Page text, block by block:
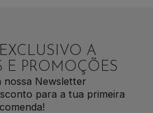
A
E PROMOÇÕES
nossa Newsletter
para a tua primeira